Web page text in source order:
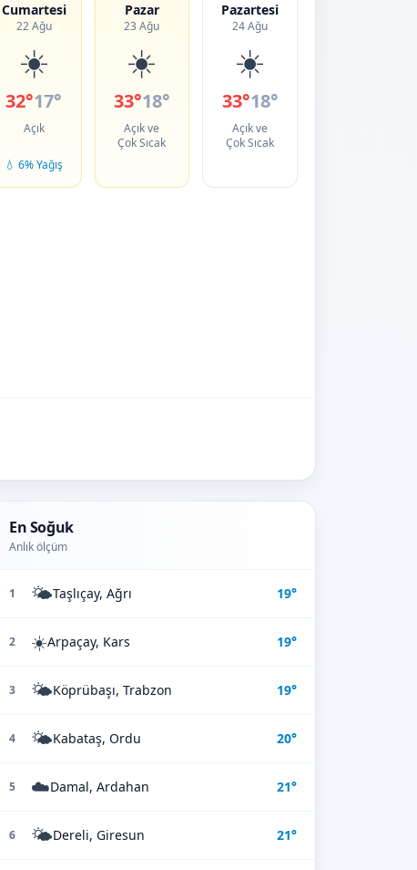
Cumartesi
22 Ağu
☀️
32°17°
Açık
💧 6% Yağış
Pazar
23 Ağu
☀️
33°18°
Açık ve
Çok Sıcak
Pazartesi
24 Ağu
☀️
33°18°
Açık ve
Çok Sıcak
En Soğuk
Anlık ölçüm
1 🌤️Taşlıçay, Ağrı 19°
2 ☀️Arpaçay, Kars 19°
3 🌤️Köprübaşı, Trabzon 19°
4 🌤️Kabataş, Ordu 20°
5 ☁️Damal, Ardahan 21°
6 🌤️Dereli, Giresun 21°